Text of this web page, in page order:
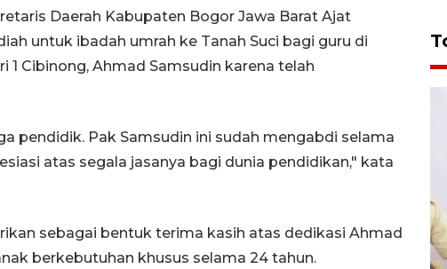
Daerah Kabupaten Bogor Jawa Barat Ajat
untuk ibadah umrah ke Tanah Suci bagi guru di
1 Cibinong, Ahmad Samsudin karena telah
pendidik. Pak Samsudin ini sudah mengabdi selama
atas segala jasanya bagi dunia pendidikan," kata
sebagai bentuk terima kasih atas dedikasi Ahmad
berkebutuhan khusus selama 24 tahun.